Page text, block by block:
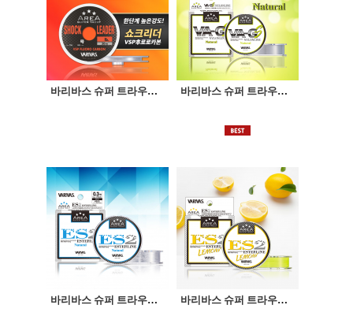
바리바스 슈퍼 트라우트 에리어 쇼크리더 VSP 후로로 카본 30m 바리바스 슈퍼 트라우트 에리어 VA-GS나일론 150m
바리바스 슈퍼 트라우트 에리어 ES2 에스테르 네츄럴 80m 바리바스 슈퍼 트라우트 에리어 ES2 에스테르 레모니 80m